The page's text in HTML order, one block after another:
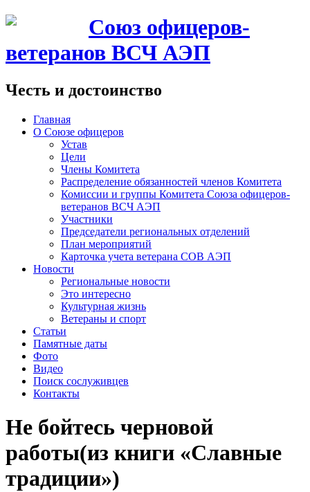
Союз офицеров-
ветеранов ВСЧ АЭП
Честь и достоинство
Главная
О Союзе офицеров
Устав
Цели
Члены Комитета
Распределение обязанностей членов Комитета
Комиссии и группы Комитета Союза офицеров-
ветеранов ВСЧ АЭП
Участники
Председатели региональных отделений
План мероприятий
Карточка учета ветерана CОВ АЭП
Новости
Региональные новости
Это интересно
Культурная жизнь
Ветераны и спорт
Статьи
Памятные даты
Фото
Видео
Поиск сослуживцев
Контакты
Не бойтесь черновой
работы(из книги «Славные
традиции»)